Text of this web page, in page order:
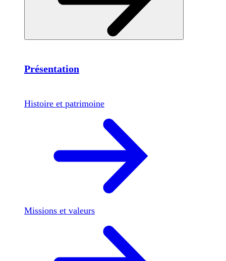
Présentation
Histoire et patrimoine
Missions et valeurs